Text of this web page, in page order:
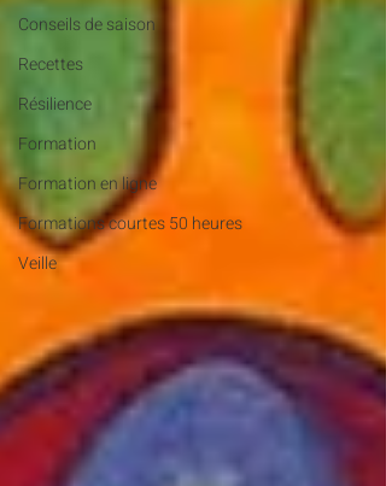
Conseils de saison
Recettes
Résilience
Formation
Formation en ligne
Formations courtes 50 heures
Veille